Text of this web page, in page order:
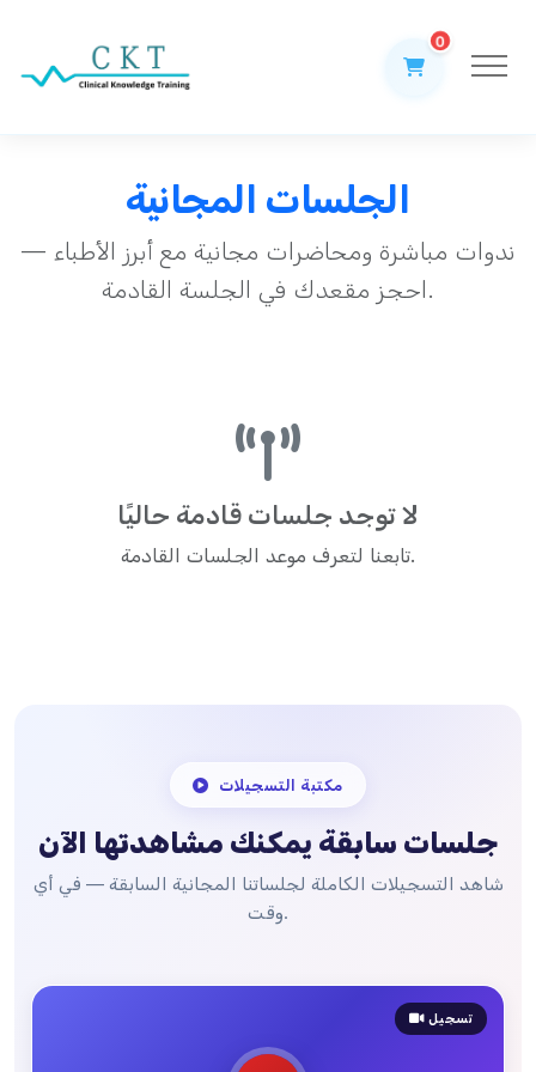
0
الجلسات المجانية
ندوات مباشرة ومحاضرات مجانية مع أبرز الأطباء —
احجز مقعدك في الجلسة القادمة.
لا توجد جلسات قادمة حاليًا
تابعنا لتعرف موعد الجلسات القادمة.
مكتبة التسجيلات
جلسات سابقة يمكنك مشاهدتها الآن
شاهد التسجيلات الكاملة لجلساتنا المجانية السابقة — في أي
وقت.
تسجيل